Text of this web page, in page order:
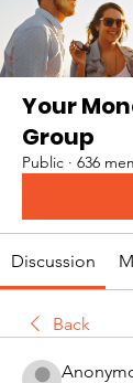
Your
Group
Public · 636
Discussion
Back